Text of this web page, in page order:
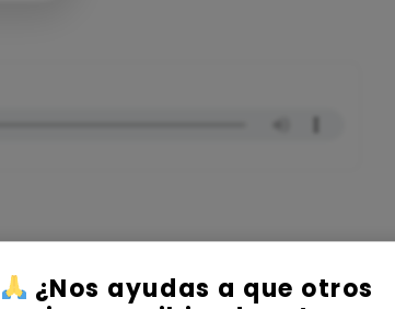
Ezequiel
¿Nos ayudas a que otros